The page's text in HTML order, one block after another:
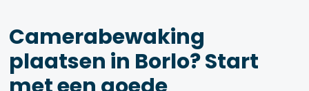
Camerabewaking
plaatsen in Borlo? Start